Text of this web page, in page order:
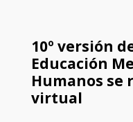
10º versión
Educación
Humanos se
virtual